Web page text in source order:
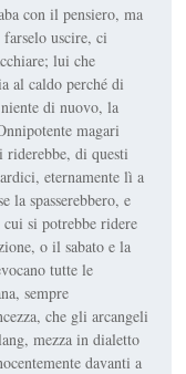
con il pensiero, ma
uscire, ci
lui che
al caldo perché di
di nuovo, la
magari
riderebbe, di questi
eternamente lì a
la spasserebbero, e
cui si potrebbe ridere
o il sabato e la
tutte le
sempre
che gli arcangeli
mezza in dialetto
davanti a